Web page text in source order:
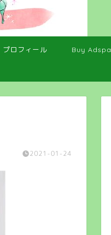
プロフィール Buy
2021-01-24